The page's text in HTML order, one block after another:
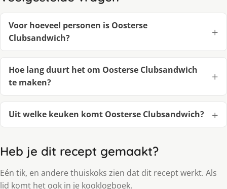
Voor hoeveel personen is Oosterse
Clubsandwich?
Hoe lang duurt het om Oosterse Clubsandwich
te maken?
Uit welke keuken komt Oosterse Clubsandwich?
Heb je dit recept gemaakt?
Eén tik, en andere thuiskoks zien dat dit recept werkt. Als
lid komt het ook in je kooklogboek.